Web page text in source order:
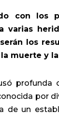
con los
varias
los
la muerte y
profunda
por
de un